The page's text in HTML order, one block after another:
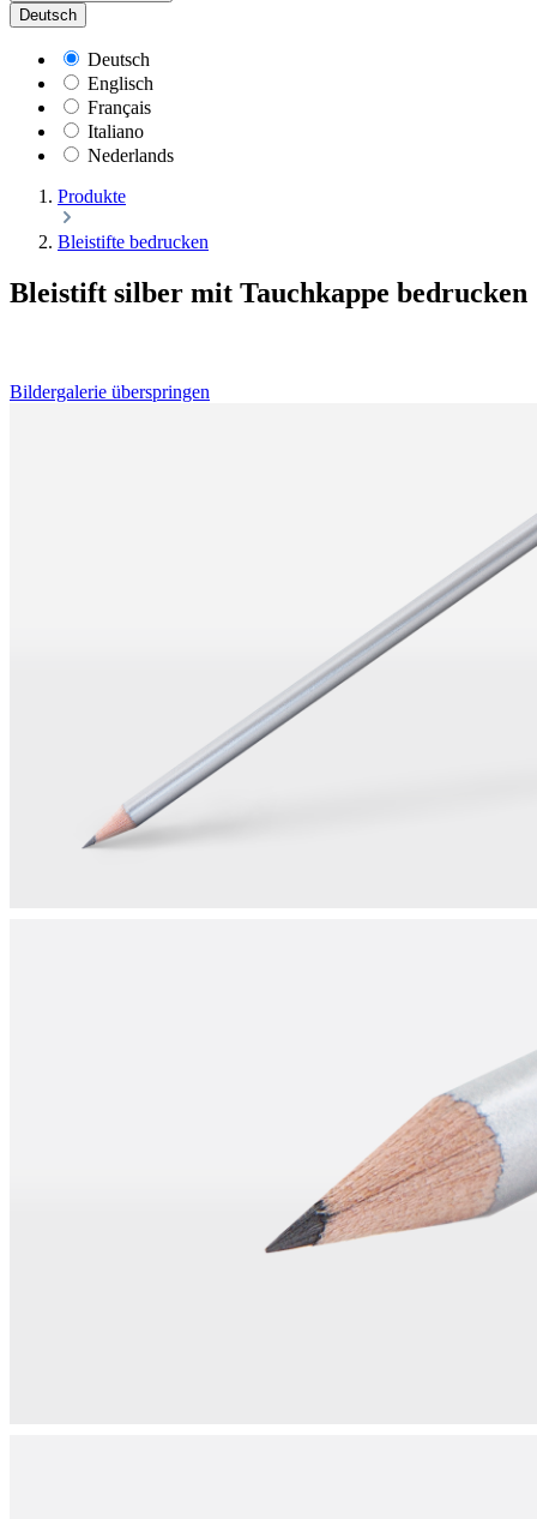
Deutsch
Deutsch
Englisch
Français
Italiano
Nederlands
Produkte
Bleistifte bedrucken
Bleistift silber mit Tauchkappe bedrucken
Bildergalerie überspringen